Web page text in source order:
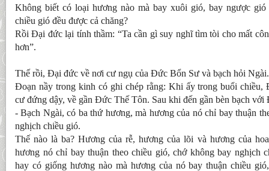
Không biết có loại hương nào mà bay xuôi gió, bay ngược
chiều gió đều được cả chăng?
Rồi Đại đức lại tính thầm: “Ta cần gì suy nghĩ tìm tòi cho mất
hơn”.
Thế rồi, Đại đức về nơi cư ngụ của Đức Bổn Sư và bạch hỏi Ngài.
Đoạn nầy trong kinh có ghi chép rằng: Khi ấy trong buổi
cư đứng dậy, về gần Đức Thế Tôn. Sau khi đến gần bèn bạch
- Bạch Ngài, có ba thứ hương, mà hương của nó chỉ bay thuận
nghịch chiều gió.
Thế nào là ba? Hương của rễ, hương của lõi và hương của
hương nó chỉ bay thuận theo chiều gió, chớ không bay nghịch
hay có giống hương nào mà hương của nó bay thuận chiều